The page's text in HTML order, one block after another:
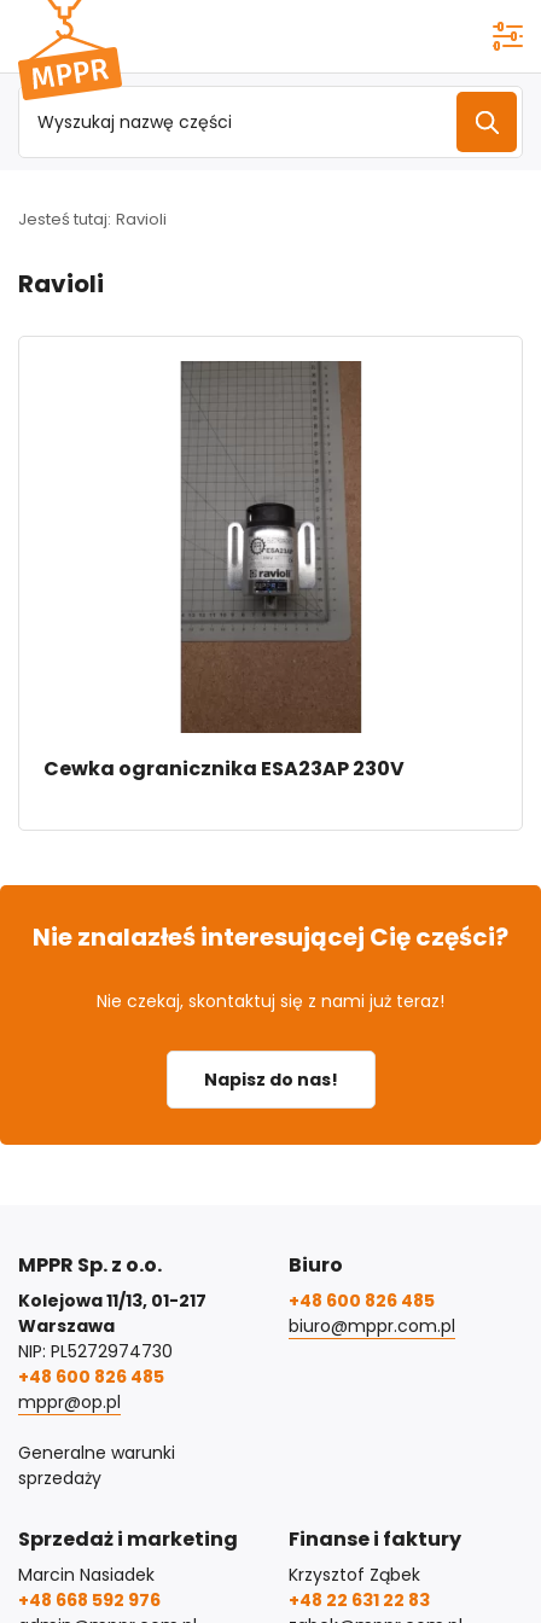
Przejdź do
menu
głównego
Jesteś tutaj: Ravioli
Ravioli
Cewka ogranicznika ESA23AP 230V
Nie znalazłeś interesującej Cię części?
Nie czekaj, skontaktuj się z nami już teraz!
Napisz do nas!
MPPR Sp. z o.o.
Kolejowa 11/13, 01-217
Warszawa
NIP: PL5272974730
+48 600 826 485
mppr@op.pl
Generalne warunki
sprzedaży
Biuro
+48 600 826 485
biuro@mppr.com.pl
Sprzedaż i marketing
Marcin Nasiadek
+48 668 592 976
Finanse i faktury
Krzysztof Ząbek
+48 22 631 22 83